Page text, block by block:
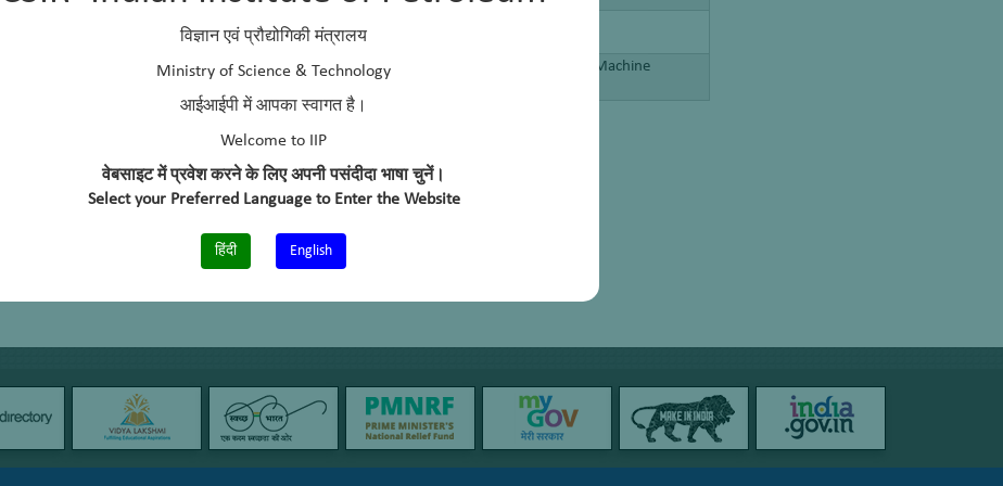
विज्ञान एवं प्रौद्योगिकी मंत्रालय
Ministry of Science & Technology
आईआईपी में आपका स्वागत है।
Welcome to IIP
वेबसाइट में प्रवेश करने के लिए अपनी पसंदीदा भाषा चुनें।
Select your Preferred Language to Enter the Website
हिंदी English
Information Technology, Big Data Analytics, ETL System, Computational Techniques, Machine